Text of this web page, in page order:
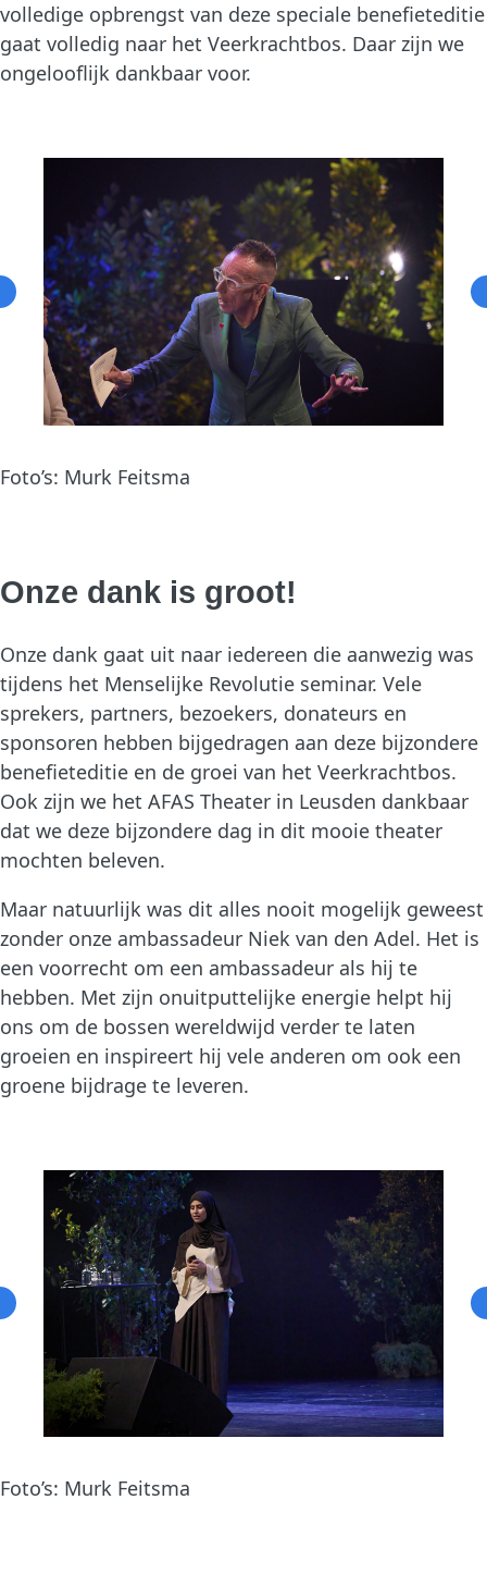
volledige opbrengst van deze speciale benefieteditie
gaat volledig naar het Veerkrachtbos. Daar zijn we
ongelooflijk dankbaar voor.
Foto’s: Murk Feitsma
Onze dank is groot!
Onze dank gaat uit naar iedereen die aanwezig was
tijdens het Menselijke Revolutie seminar. Vele
sprekers, partners, bezoekers, donateurs en
sponsoren hebben bijgedragen aan deze bijzondere
benefieteditie en de groei van het Veerkrachtbos.
Ook zijn we het AFAS Theater in Leusden dankbaar
dat we deze bijzondere dag in dit mooie theater
mochten beleven.
Maar natuurlijk was dit alles nooit mogelijk geweest
zonder onze ambassadeur Niek van den Adel. Het is
een voorrecht om een ambassadeur als hij te
hebben. Met zijn onuitputtelijke energie helpt hij
ons om de bossen wereldwijd verder te laten
groeien en inspireert hij vele anderen om ook een
groene bijdrage te leveren.
Foto’s: Murk Feitsma